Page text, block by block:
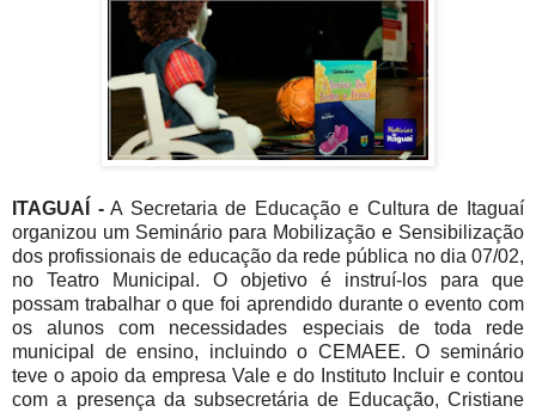
ITAGUAÍ -A Secretaria de Educação e Cultura de Itaguaí
organizou um Seminário para Mobilização e Sensibilização
dos profissionais de educação da rede pública no dia 07/02,
no Teatro Municipal. O objetivo é instruí-los para que
possam trabalhar o que foi aprendido durante o evento com
os alunos com necessidades especiais de toda rede
municipal de ensino, incluindo o CEMAEE. O seminário
teve o apoio da empresa Vale e do Instituto Incluir e contou
com a presença da subsecretária de Educação, Cristiane